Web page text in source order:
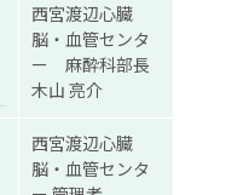
西宮渡辺心臓
脳・血管センタ
ー 麻酔科部長
木山 亮介
西宮渡辺心臓
脳・血管センタ